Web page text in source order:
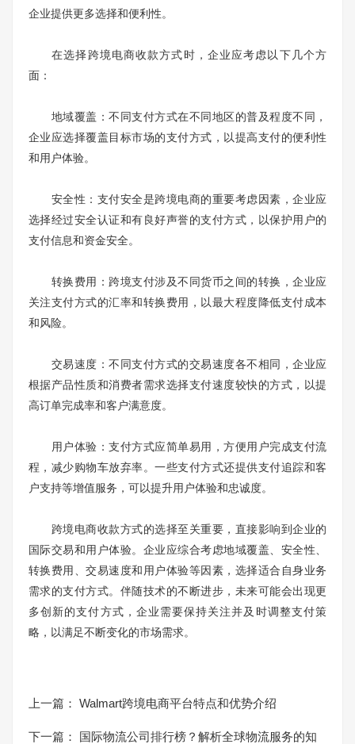
企业提供更多选择和便利性。
在选择跨境电商收款方式时，企业应考虑以下几个方
面：
地域覆盖：不同支付方式在不同地区的普及程度不同，
企业应选择覆盖目标市场的支付方式，以提高支付的便利性
和用户体验。
安全性：支付安全是跨境电商的重要考虑因素，企业应
选择经过安全认证和有良好声誉的支付方式，以保护用户的
支付信息和资金安全。
转换费用：跨境支付涉及不同货币之间的转换，企业应
关注支付方式的汇率和转换费用，以最大程度降低支付成本
和风险。
交易速度：不同支付方式的交易速度各不相同，企业应
根据产品性质和消费者需求选择支付速度较快的方式，以提
高订单完成率和客户满意度。
用户体验：支付方式应简单易用，方便用户完成支付流
程，减少购物车放弃率。一些支付方式还提供支付追踪和客
户支持等增值服务，可以提升用户体验和忠诚度。
跨境电商收款方式的选择至关重要，直接影响到企业的
国际交易和用户体验。企业应综合考虑地域覆盖、安全性、
转换费用、交易速度和用户体验等因素，选择适合自身业务
需求的支付方式。伴随技术的不断进步，未来可能会出现更
多创新的支付方式，企业需要保持关注并及时调整支付策
略，以满足不断变化的市场需求。
上一篇： Walmart跨境电商平台特点和优势介绍
下一篇：
国际物流公司排行榜？解析全球物流服务的知